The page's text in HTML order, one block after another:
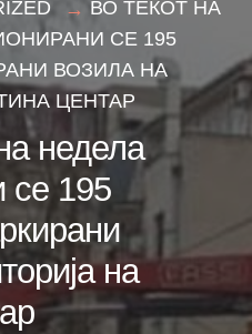
ВО ТЕКОТ НА
СЕ 195
ВОЗИЛА НА
ЦЕНТАР
недела
се 195
на